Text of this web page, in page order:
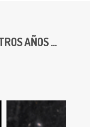
AÑOS ...